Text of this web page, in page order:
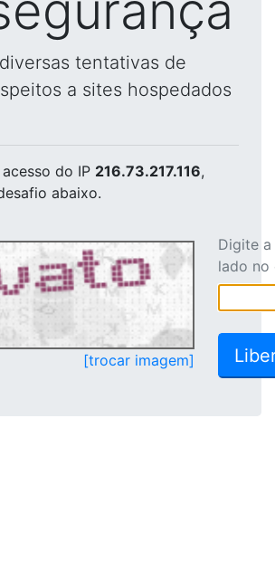
tentativas de
a sites hospedados
do IP 216.73.217.116,
abaixo.
[trocar imagem]
Digite
lado no